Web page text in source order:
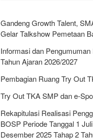
Gandeng Growth Talent,
Gelar Talkshow Pemetaan
Informasi dan
Tahun Ajaran 2026/2027
Pembagian Ruang Try Out
Try Out TKA SMP dan e-
Rekapitulasi Realisasi
BOSP Periode Tanggal 1
Desember 2025 Tahap 2